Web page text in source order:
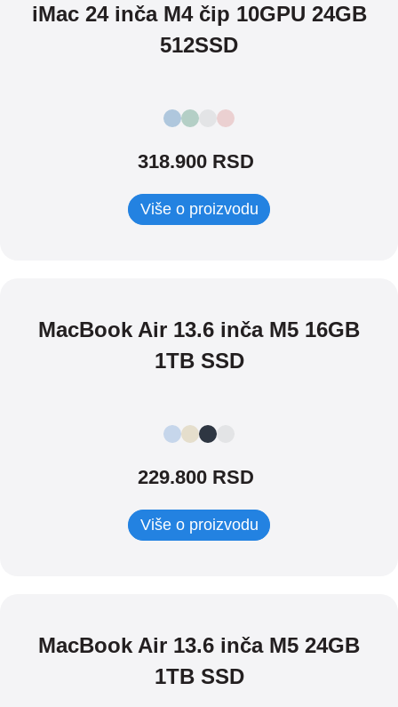
iMac 24 inča M4 čip 10GPU 24GB
512SSD
318.900 RSD
Više o proizvodu
MacBook Air 13.6 inča M5 16GB
1TB SSD
229.800 RSD
Više o proizvodu
MacBook Air 13.6 inča M5 24GB
1TB SSD